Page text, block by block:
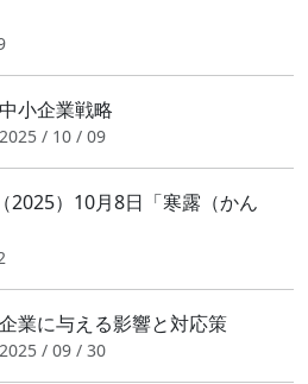
小企業戦略
2025 / 10 / 09
）10月8日「寒露（かん
業に与える影響と対応策
2025 / 09 / 30